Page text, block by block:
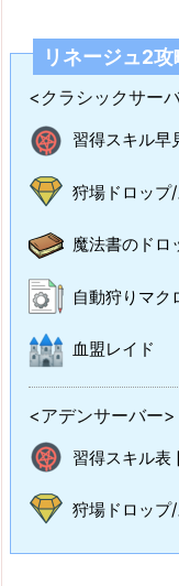
リネージュ2
<クラシックサー
習得スキル早
狩場ドロップ
魔法書のドロ
自動狩りマク
血盟レイド
<アデンサーバー>
習得スキル表
狩場ドロップ